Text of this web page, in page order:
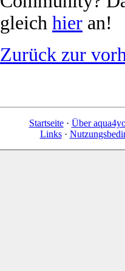
gleich hier an!
Zurück zur
Startseite· Über
Links·